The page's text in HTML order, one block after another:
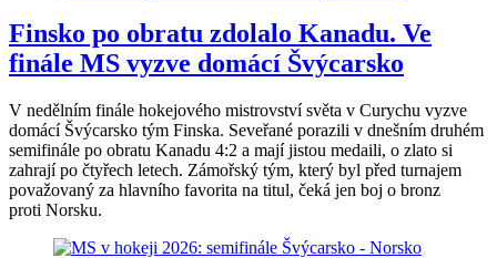
Finsko po obratu zdolalo Kanadu. Ve
finále MS vyzve domácí Švýcarsko
V nedělním finále hokejového mistrovství světa v Curychu vyzve
domácí Švýcarsko tým Finska. Seveřané porazili v dnešním druhém
semifinále po obratu Kanadu 4:2 a mají jistou medaili, o zlato si
zahrají po čtyřech letech. Zámořský tým, který byl před turnajem
považovaný za hlavního favorita na titul, čeká jen boj o bronz
proti Norsku.